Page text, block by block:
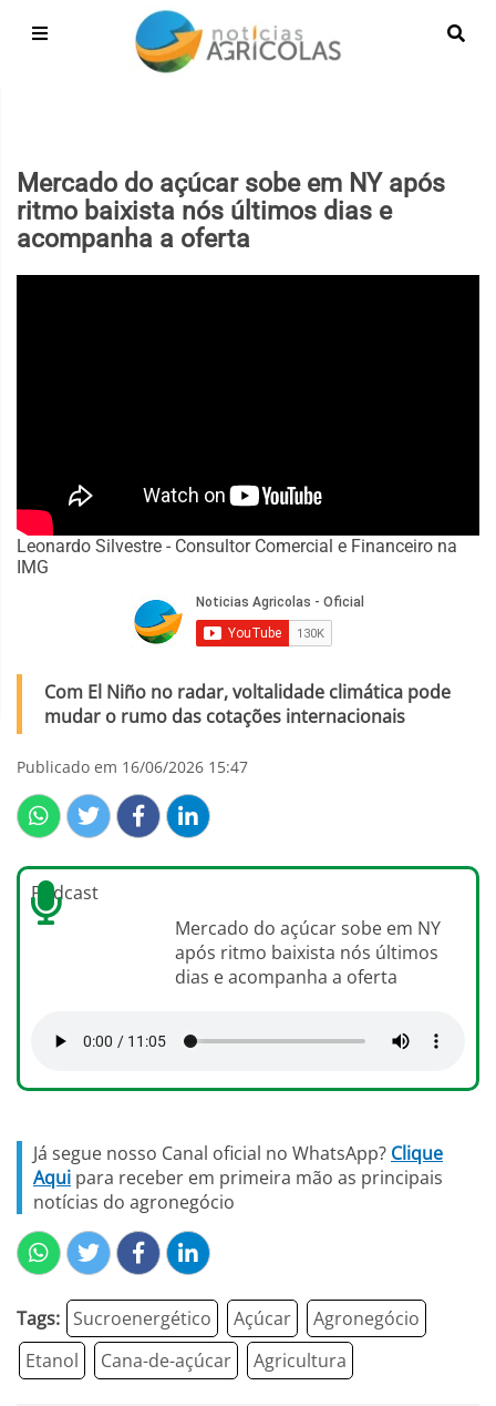
Mercado do açúcar sobe em NY após
ritmo baixista nós últimos dias e
acompanha a oferta
Leonardo Silvestre - Consultor Comercial e Financeiro na
IMG
Com El Niño no radar, voltalidade climática pode
mudar o rumo das cotações internacionais
Publicado em 16/06/2026 15:47
Podcast
Mercado do açúcar sobe em NY
após ritmo baixista nós últimos
dias e acompanha a oferta
Já segue nosso Canal oficial no WhatsApp? Clique
Aqui para receber em primeira mão as principais
notícias do agronegócio
Tags: Sucroenergético Açúcar
Agronegócio
Etanol
Cana-de-açúcar Agricultura